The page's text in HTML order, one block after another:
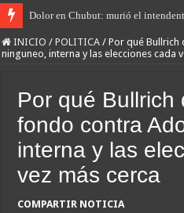
Dolor en Chubut: murió el
INICIO / POLITICA / Por qué
ninguneo, interna y las elecciones cada
Por qué Bullrich
fondo contra
interna y las
vez más cerca
COMPARTIR NOTICIA